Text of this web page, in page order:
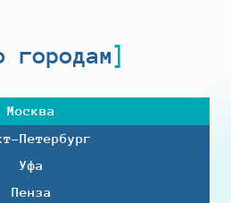
городам
Москва
Петербург
Уфа
Пенза